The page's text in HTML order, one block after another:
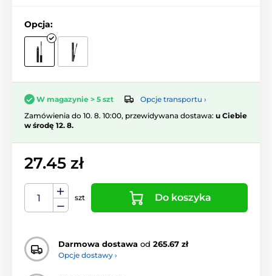
Opcja:
W magazynie > 5 szt
Opcje transportu ›
Zamówienia do 10. 8. 10:00, przewidywana dostawa: u Ciebie
w środę 12. 8.
27.45 zł
szt Do koszyka
Darmowa dostawa od 265.67 zł
Opcje dostawy ›